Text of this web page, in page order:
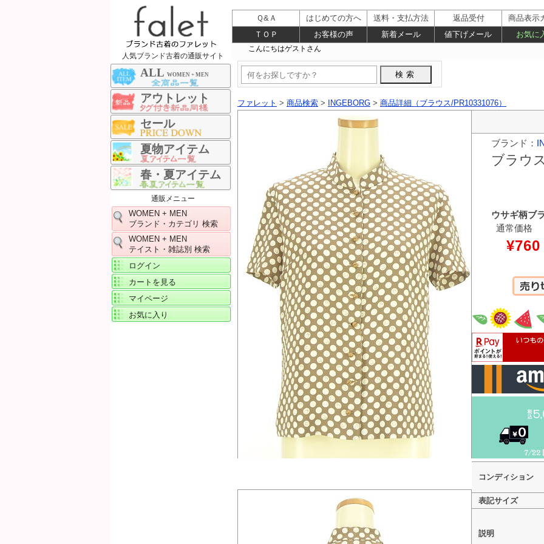
人気ブランド古着の通販サイト
ALL WOMEN + MEN
アウトレット
セール
夏物アイテム
春・夏アイテム
通販メニュー
WOMEN + MEN
ブランド・カテゴリ 検索
WOMEN + MEN
テイスト・雑誌別 検索
ログイン
カートを見る
マイページ
お気に入り
ファレット > 商品検索 > INGEBORG > 商品詳細（ブラウス/PR10331076）
ブランド：
ブラウ
ウサギ柄ブ
通常価格
¥760
カート
コンディション
表記サイズ
説明
Ｑ&Ａ はじめての方へ 送料・支払方法 返品受付
商品表示
ＴＯＰ
お客様の声 新着メール 値下げメール お気に